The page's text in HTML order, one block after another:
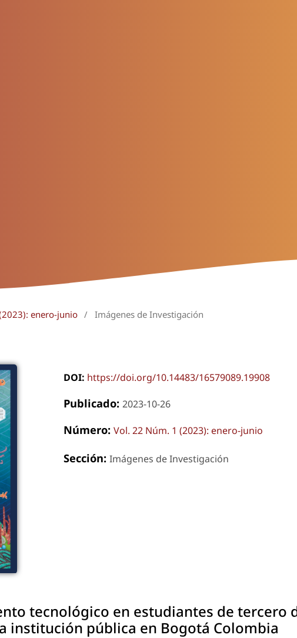
enero-junio / Imágenes de Investigación
DOI: https://doi.org/10.14483/16579089.19908
Publicado: 2023-10-26
Número: Vol. 22 Núm. 1 (2023): enero-junio
Sección: Imágenes de Investigación
tecnológico en estudiantes de tercero
institución pública en Bogotá Colombia